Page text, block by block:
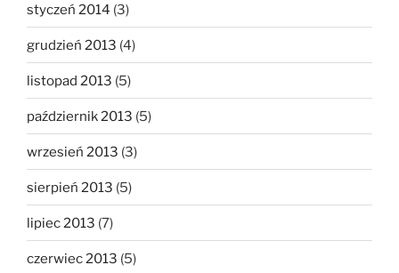
styczeń 2014 (3)
grudzień 2013 (4)
listopad 2013 (5)
październik 2013 (5)
wrzesień 2013 (3)
sierpień 2013 (5)
lipiec 2013 (7)
czerwiec 2013 (5)